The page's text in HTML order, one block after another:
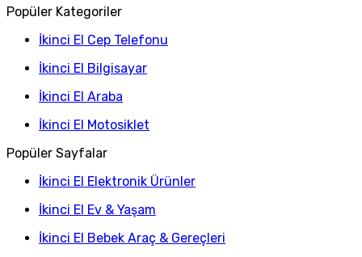
Popüler Kategoriler
İkinci El Cep Telefonu
İkinci El Bilgisayar
İkinci El Araba
İkinci El Motosiklet
Popüler Sayfalar
İkinci El Elektronik Ürünler
İkinci El Ev & Yaşam
İkinci El Bebek Araç & Gereçleri